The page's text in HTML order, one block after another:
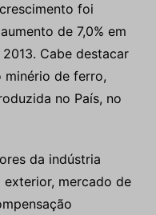
foi
de 7,0% em
Cabe destacar
de ferro,
no País, no
da indústria
mercado de